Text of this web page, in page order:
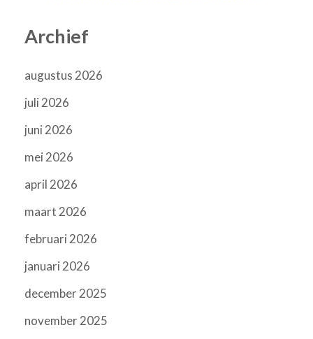
Archief
augustus 2026
juli 2026
juni 2026
mei 2026
april 2026
maart 2026
februari 2026
januari 2026
december 2025
november 2025